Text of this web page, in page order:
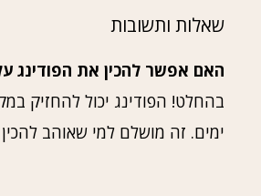
שאלות ותשובות
האם אפשר להכין את הפודינג
בהחלט! הפודינג יכול להחזיק
ימים. זה מושלם למי שאוהב